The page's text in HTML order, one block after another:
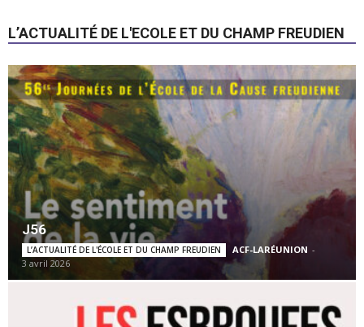
L’ACTUALITÉ DE L'ECOLE ET DU CHAMP FREUDIEN
J56
L’ACTUALITÉ DE L'ÉCOLE ET DU CHAMP FREUDIEN ACF-LARÉUNION -
3 avril 2026